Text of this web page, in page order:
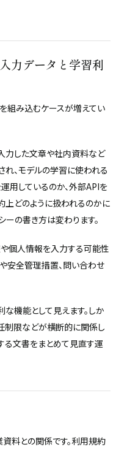
力データと学習利
組み込むケースが増えてい
力した文章や社内資料など
れ、モデルの学習に使われる
用しているのか、外部APIを
上どのように扱われるのかに
ーの書き方は変わります。
個人情報を入力する可能性
安全管理措置、問い合わせ
機能として見えます。しか
制限などが横断的に関係し
る文書をまとめて見直す運
料との関係です。利用規約